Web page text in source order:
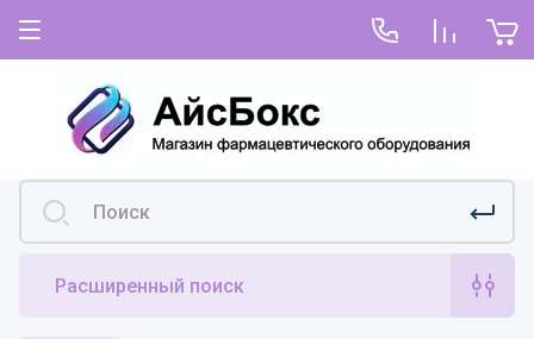
Главная
Как купить
Для покупателей
Условия покупки и оплаты
постоплате
Расширенный поиск